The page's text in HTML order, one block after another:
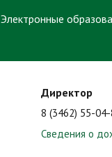
Электронные
Директор
8 (3462) 55-
Сведения о